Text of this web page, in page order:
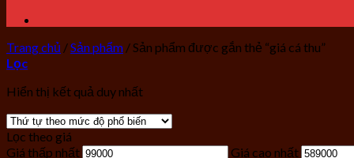
Trang chủ /Sản phẩm /Sản phẩm được gắn thẻ “giá cá thu”
Lọc
Hiển thị kết quả duy nhất
Lọc theo giá
Giá thấp nhất
Giá cao nhất